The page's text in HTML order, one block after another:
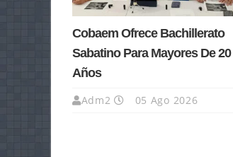
Cobaem Ofrece Bachillerato
Sabatino Para Mayores De 20
Años
Adm2 05 Ago 2026